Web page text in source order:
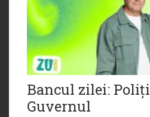
Bancul zilei:
Guvernul